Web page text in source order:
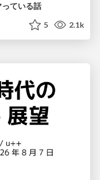
っている話
5 2.1k